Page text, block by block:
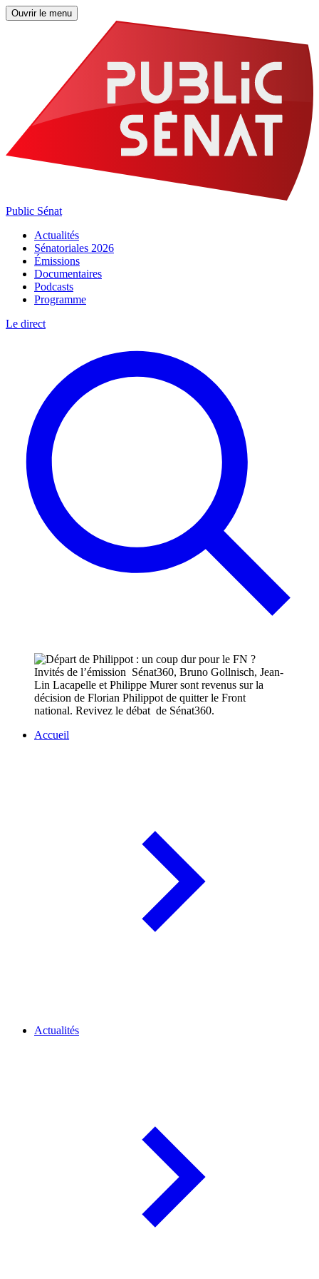
Ouvrir le menu
Public Sénat
Actualités
Sénatoriales 2026
Émissions
Documentaires
Podcasts
Programme
Le direct
Invités de l’émission Sénat360, Bruno Gollnisch, Jean-
Lin Lacapelle et Philippe Murer sont revenus sur la
décision de Florian Philippot de quitter le Front
national. Revivez le débat de Sénat360.
Accueil
Actualités